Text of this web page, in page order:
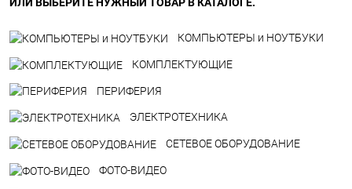
КОМПЬЮТЕРЫ и НОУТБУКИ
КОМПЛЕКТУЮЩИЕ
ПЕРИФЕРИЯ
ЭЛЕКТРОТЕХНИКА
СЕТЕВОЕ ОБОРУДОВАНИЕ
ФОТО-ВИДЕО